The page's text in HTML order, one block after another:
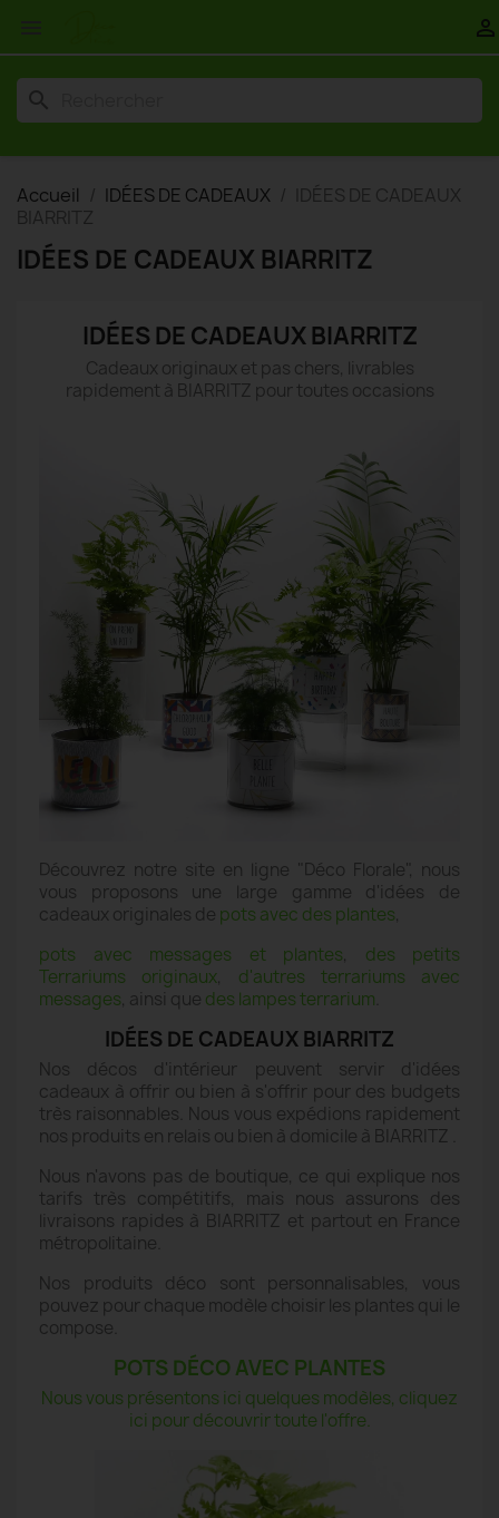

search
Accueil IDÉES DE CADEAUX
IDÉES DE CADEAUX
BIARRITZ
IDÉES DE CADEAUX BIARRITZ
IDÉES DE CADEAUX BIARRITZ
Cadeaux originaux et pas chers, livrables
rapidement à BIARRITZ pour toutes occasions
Découvrez notre site en ligne "Déco Florale", nous
vous proposons une large gamme d'idées de
cadeaux originales de pots avec des plantes,
pots avec messages et plantes, des petits
Terrariums originaux, d'autres terrariums avec
messages, ainsi que des lampes terrarium
IDÉES DE CADEAUX BIARRITZ
Nos décos d'intérieur peuvent servir d'idées
cadeaux à offrir ou bien à s'offrir pour des budgets
très raisonnables. Nous vous expédions rapidement
nos produits en relais ou bien à domicile à BIARRITZ .
Nous n'avons pas de boutique, ce qui explique nos
tarifs très compétitifs, mais nous assurons des
livraisons rapides à BIARRITZ et partout en France
métropolitaine.
Nos produits déco sont personnalisables, vous
pouvez pour chaque modèle choisir les plantes qui le
compose.
POTS DÉCO AVEC PLANTES
Nous vous présentons ici quelques modèles, cliquez
ici pour découvrir toute l'offre.